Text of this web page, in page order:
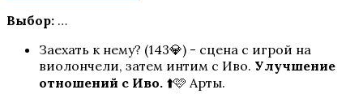
Выбор: …
Заехать к нему? (143💎) - сцена с игрой на
виолончели, затем интим с Иво. Улучшение
отношений с Иво. ⬆️🩷 Арты.